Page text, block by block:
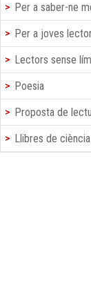
Per a saber-ne
Per a joves
Lectors sense
Poesia
Proposta de
Llibres de ciència